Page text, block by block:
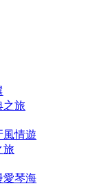
之旅
風情遊
旅
愛琴海